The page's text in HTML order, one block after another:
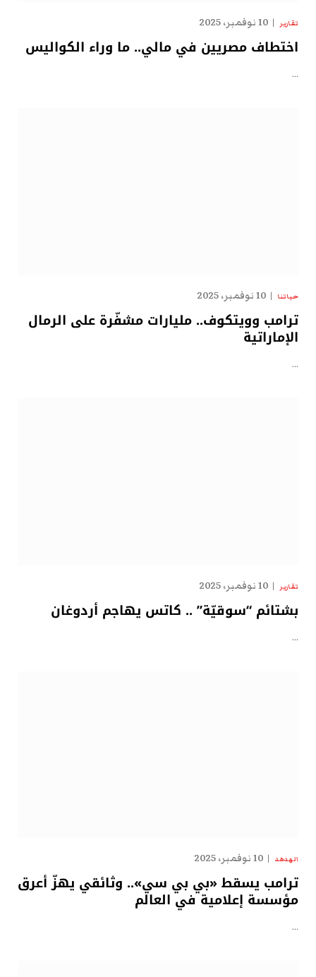
تقارير 10 نوفمبر، 2025
اختطاف مصريين في مالي.. ما وراء الكواليس
…
حياتنا 10 نوفمبر، 2025
ترامب وويتكوف.. مليارات مشفّرة على الرمال
الإماراتية
…
تقارير 10 نوفمبر، 2025
بشتائم “سوقيّة” .. كاتس يهاجم أردوغان
…
الهدهد 10 نوفمبر، 2025
ترامب يسقط «بي بي سي».. وثائقي يهزّ أعرق
مؤسسة إعلامية في العالم
…